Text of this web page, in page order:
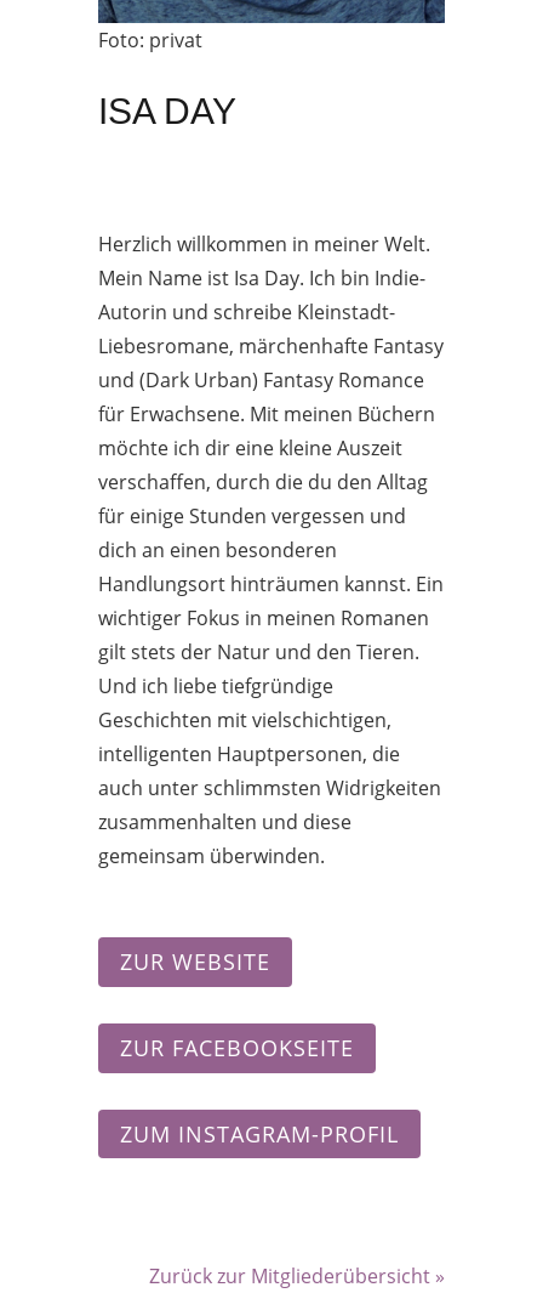
Foto: privat
ISA DAY
Herzlich willkommen in meiner Welt.
Mein Name ist Isa Day. Ich bin Indie-
Autorin und schreibe Kleinstadt-
Liebesromane, märchenhafte Fantasy
und (Dark Urban) Fantasy Romance
für Erwachsene. Mit meinen Büchern
möchte ich dir eine kleine Auszeit
verschaffen, durch die du den Alltag
für einige Stunden vergessen und
dich an einen besonderen
Handlungsort hinträumen kannst. Ein
wichtiger Fokus in meinen Romanen
gilt stets der Natur und den Tieren.
Und ich liebe tiefgründige
Geschichten mit vielschichtigen,
intelligenten Hauptpersonen, die
auch unter schlimmsten Widrigkeiten
zusammenhalten und diese
gemeinsam überwinden.
ZUR WEBSITE
ZUR FACEBOOKSEITE
ZUM INSTAGRAM-PROFIL
Zurück zur Mitgliederübersicht »